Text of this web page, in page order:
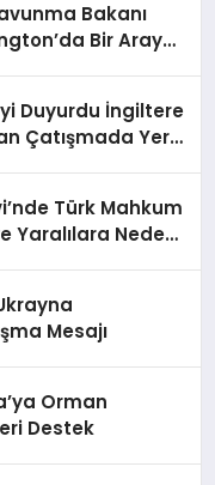
Bakanı
Bir Araya
Duyurdu İngiltere
Çatışmada Yer
Türk Mahkum
Yaralılara Neden
Mesajı
Orman
Destek